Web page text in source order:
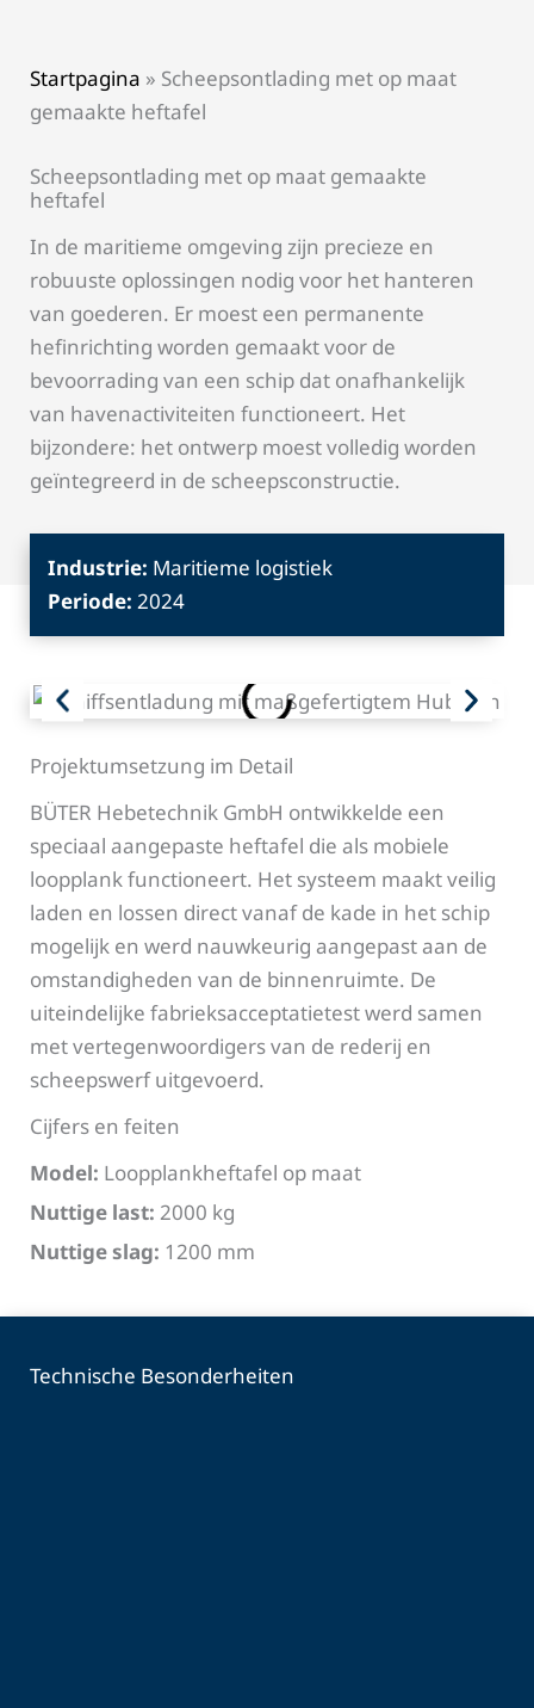
Startpagina » Scheepsontlading met op maat
gemaakte heftafel
Scheepsontlading met op maat gemaakte
heftafel
In de maritieme omgeving zijn precieze en
robuuste oplossingen nodig voor het hanteren
van goederen. Er moest een permanente
hefinrichting worden gemaakt voor de
bevoorrading van een schip dat onafhankelijk
van havenactiviteiten functioneert. Het
bijzondere: het ontwerp moest volledig worden
geïntegreerd in de scheepsconstructie.
Industrie: Maritieme logistiek
Periode: 2024
Projektumsetzung im Detail
BÜTER Hebetechnik GmbH ontwikkelde een
speciaal aangepaste heftafel die als mobiele
loopplank functioneert. Het systeem maakt veilig
laden en lossen direct vanaf de kade in het schip
mogelijk en werd nauwkeurig aangepast aan de
omstandigheden van de binnenruimte. De
uiteindelijke fabrieksacceptatietest werd samen
met vertegenwoordigers van de rederij en
scheepswerf uitgevoerd.
Cijfers en feiten
Model: Loopplankheftafel op maat
Nuttige last: 2000 kg
Nuttige slag: 1200 mm
Technische Besonderheiten